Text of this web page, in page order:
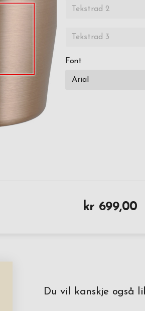
Font
kr 699,00
Du vil kanskje også